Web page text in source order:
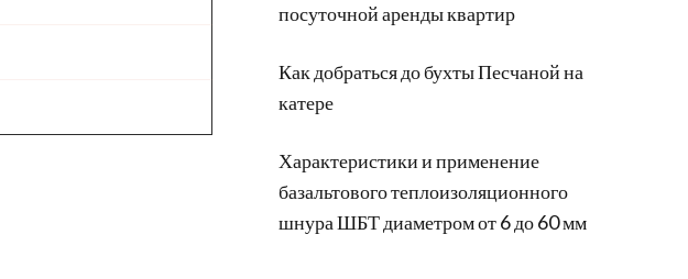
посуточной аренды квартир
Как добраться до бухты Песчаной на
катере
Характеристики и применение
базальтового теплоизоляционного
шнура ШБТ диаметром от 6 до 60 мм